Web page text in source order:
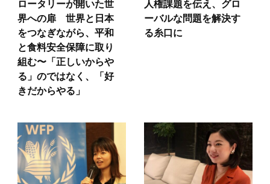
ロータリーが開いた世
界への扉 世界と日本
をつなぎながら、平和
と食料安全保障に取り
組む〜「正しいからや
る」のではなく、「好
きだからやる」
人権課題を伝え、グロ
ーバルな問題を解決す
る糸口に